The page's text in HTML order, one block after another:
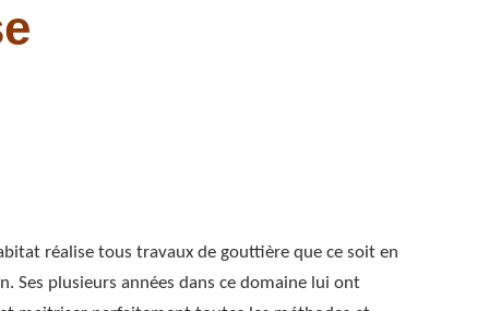
réalise tous travaux de gouttière que ce soit en
Ses plusieurs années dans ce domaine lui ont